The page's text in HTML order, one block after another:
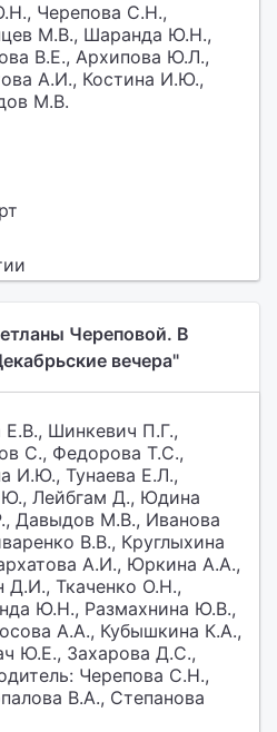
Черепова С.Н.,
М.В., Шаранда Ю.Н.,
В.Е., Архипова Ю.Л.,
А.И., Костина И.Ю.,
М.В.
Череповой. В
вечера"
Е.В., Шинкевич П.Г.,
С., Федорова Т.С.,
И.Ю., Тунаева Е.Л.,
Лейбгам Д., Юдина
Давыдов М.В., Иванова
В.В., Круглыхина
А.И., Юркина А.А.,
Д.И., Ткаченко О.Н.,
Ю.Н., Размахнина Ю.В.,
А.А., Кубышкина К.А.,
Ю.Е., Захарова Д.С.,
Черепова С.Н.,
В.А., Степанова